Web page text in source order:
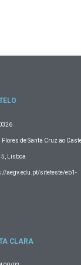
Flores de Santa Cruz ao
Lisboa
aegv.edu.pt/siteteste/eb1-
CLARA